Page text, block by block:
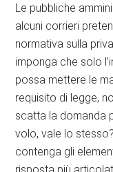
Le pubbliche
alcuni corrieri
normativa sulla
imponga che solo
possa mettere le
requisito di legge,
scatta la domanda
volo, vale lo
contenga gli